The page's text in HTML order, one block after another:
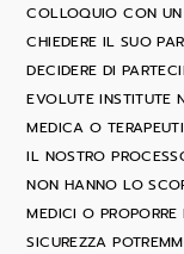
COLLOQUIO CON UN
CHIEDERE IL SUO
DECIDERE DI
EVOLUTE INSTITUTE
MEDICA O
IL NOSTRO
NON HANNO LO
MEDICI O
SICUREZZA